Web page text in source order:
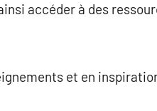
accéder à des
et en